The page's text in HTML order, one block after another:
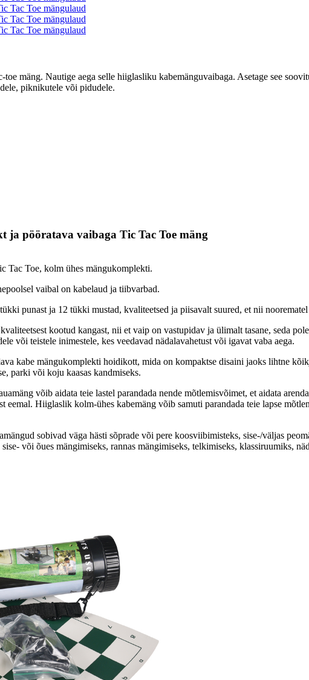
mäng. Nautige aega selle hiiglasliku kabemänguvaibaga. Asetage see
piknikutele või pidudele.
ja pööratava vaibaga Tic Tac Toe mäng
Tac Toe, kolm ühes mängukomplekti.
vaibal on kabelaud ja tiibvarbad.
punast ja 12 tükki mustad, kvaliteetsed ja piisavalt suured, et nii
kootud kangast, nii et vaip on vastupidav ja ülimalt tasane, seda
või teistele inimestele, kes veedavad nädalavahetust või igavat vaba aega.
kabe mängukomplekti hoidikott, mida on kompaktse disaini jaoks lihtne
parki või koju kaasas kandmiseks.
võib aidata teie lastel parandada nende mõtlemisvõimet, et aidata
eemal. Hiiglaslik kolm-ühes kabemäng võib samuti parandada teie lapse
sobivad väga hästi sõprade või pere koosviibimisteks, sise-/väljas
või õues mängimiseks, rannas mängimiseks, telkimiseks, klassiruumiks,